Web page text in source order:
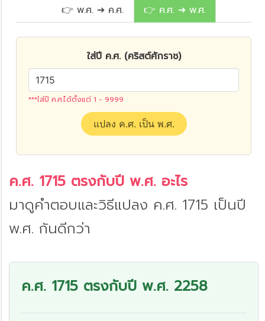
👉 พ.ศ. ➔ ค.ศ. 👉 ค.ศ. ➔ พ.ศ.
ใส่ปี ค.ศ. (คริสต์ศักราช)
***ใส่ปี ค.ศ.ได้ตั้งแต่ 1 - 9999
แปลง ค.ศ. เป็น พ.ศ.
ค.ศ. 1715 ตรงกับปี พ.ศ. อะไร
มาดูคำตอบและวิธีแปลง ค.ศ. 1715 เป็นปี
พ.ศ. กันดีกว่า
ค.ศ. 1715 ตรงกับปี พ.ศ. 2258